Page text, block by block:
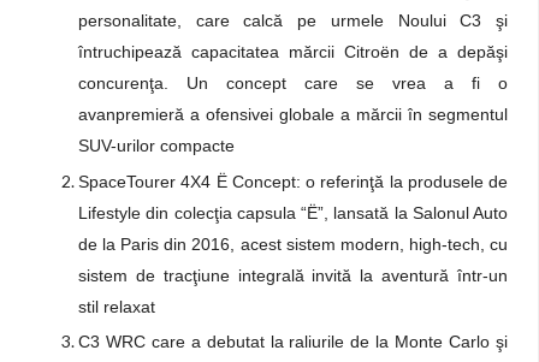
personalitate, care calcă pe urmele Noului C3 şi
întruchipează capacitatea mărcii Citroën de a depăşi
concurenţa. Un concept care se vrea a fi o
avanpremieră a ofensivei globale a mărcii în segmentul
SUV-urilor compacte
SpaceTourer 4X4 Ë Concept: o referinţă la produsele de
Lifestyle din colecţia capsula “Ë”, lansată la Salonul Auto
de la Paris din 2016, acest sistem modern, high-tech, cu
sistem de tracţiune integrală invită la aventură într-un
stil relaxat
C3 WRC care a debutat la raliurile de la Monte Carlo şi